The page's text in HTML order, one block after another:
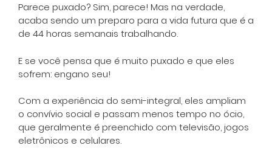
Parece puxado? Sim, parece! Mas na verdade,
acaba sendo um preparo para a vida futura que é a
de 44 horas semanais trabalhando.
E se você pensa que é muito puxado e que eles
sofrem: engano seu!
Com a experiência do semi-integral, eles ampliam
o convívio social e passam menos tempo no ócio,
que geralmente é preenchido com televisão, jogos
eletrônicos e celulares.